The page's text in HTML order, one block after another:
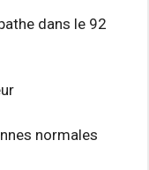
dans le 92
normales